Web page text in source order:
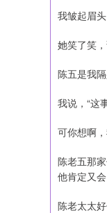
我皱起眉
她笑了笑
陈五是我
我说，“这
可你想啊
陈老五那
他肯定又
陈老太太